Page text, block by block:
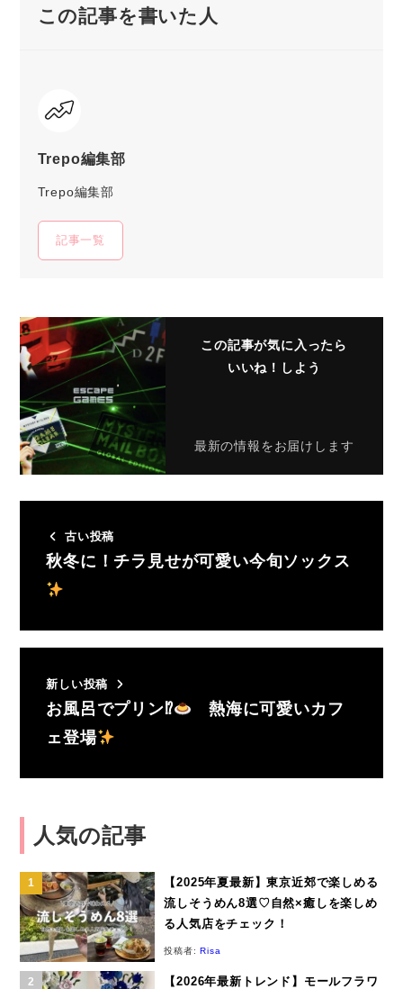
この記事を書いた人
Trepo編集部
Trepo編集部
記事一覧
この記事が気に入ったら
いいね！しよう
最新の情報をお届けします
古い投稿
秋冬に！チラ見せが可愛い今旬ソックス
新しい投稿
お風呂でプリン⁉
熱海に可愛いカフ
ェ登場
人気の記事
【2025年夏最新】東京近郊で楽しめる
流しそうめん8選♡自然×癒しを楽しめ
る人気店をチェック！
投稿者:Risa
【2026年最新トレンド】モールフラワ